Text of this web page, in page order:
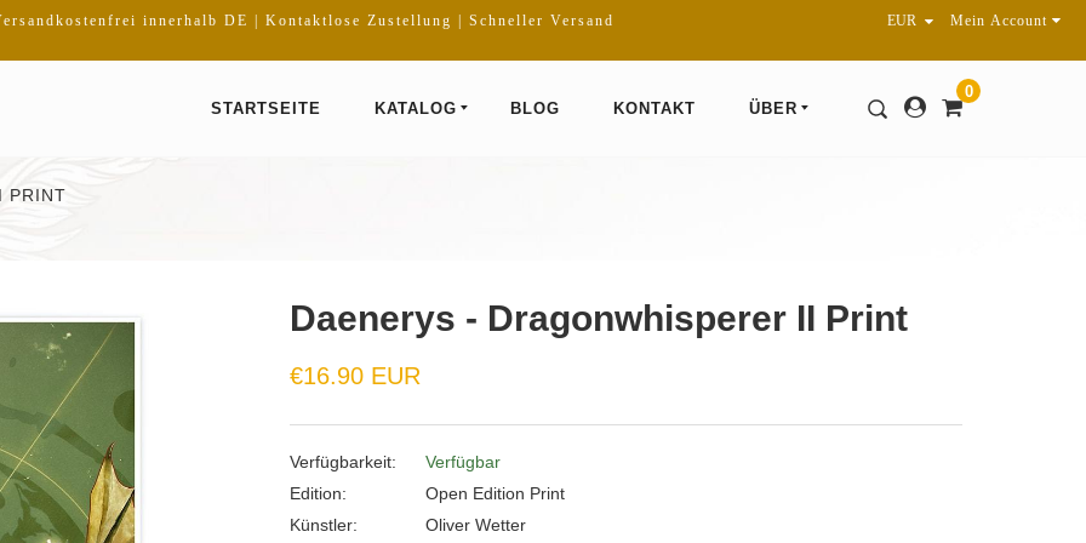
innerhalb DE | Kontaktlose Zustellung | Schneller Versand Mein Account
0
STARTSEITE
KATALOG BLOG KONTAKT ÜBER
PRINT
Daenerys - Dragonwhisperer II Print
€16.90 EUR
Verfügbarkeit:
Verfügbar
Edition:
Open Edition Print
Künstler:
Oliver Wetter